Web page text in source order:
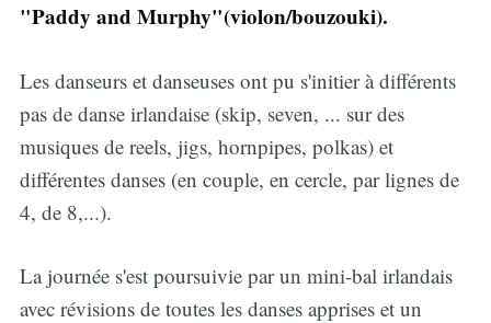
"Paddy and Murphy"(violon/bouzouki).
Les danseurs et danseuses ont pu s'initier à différents
pas de danse irlandaise (skip, seven, ... sur des
musiques de reels, jigs, hornpipes, polkas) et
différentes danses (en couple, en cercle, par lignes de
4, de 8,...).
La journée s'est poursuivie par un mini-bal irlandais
avec révisions de toutes les danses apprises et un